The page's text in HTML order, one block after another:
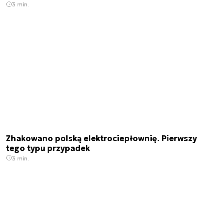
3 min.
Zhakowano polską elektrociepłownię. Pierwszy
tego typu przypadek
3 min.